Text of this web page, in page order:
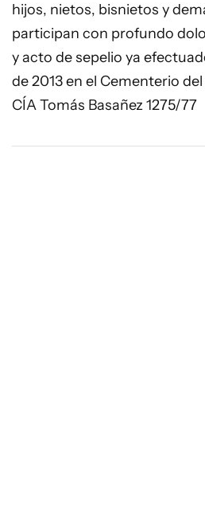
hijos, nietos, bisnietos y
participan con profundo
y acto de sepelio ya
de 2013 en el Cementerio
CÍA Tomás Basañez 1275/77